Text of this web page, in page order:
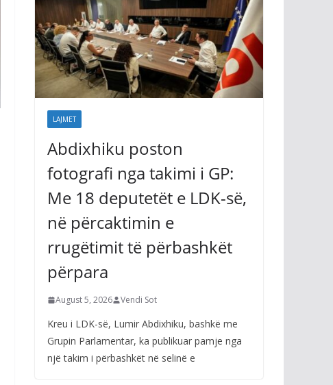
LAJMET
Abdixhiku poston
fotografi nga takimi i GP:
Me 18 deputetët e LDK-së,
në përcaktimin e
rrugëtimit të përbashkët
përpara
August 5, 2026 Vendi Sot
Kreu i LDK-së, Lumir Abdixhiku, bashkë me
Grupin Parlamentar, ka publikuar pamje nga
një takim i përbashkët në selinë e